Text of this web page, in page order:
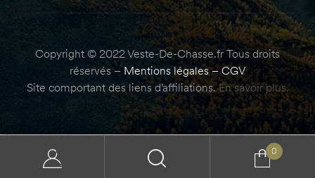
Copyright © 2022 Veste-De-Chasse.fr Tous droits
réservés – Mentions légales– CGV
Site comportant des liens d’affiliations.En savoir plus.
0